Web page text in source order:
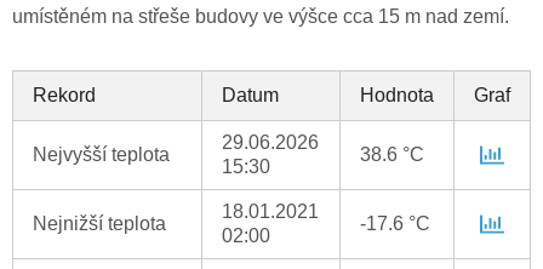
umístěném na střeše budovy ve výšce cca 15 m nad zemí.
Rekord Datum Hodnota Graf
Nejvyšší teplota
29.06.2026
15:30
38.6 °C
Nejnižší teplota
18.01.2021
02:00
-17.6 °C